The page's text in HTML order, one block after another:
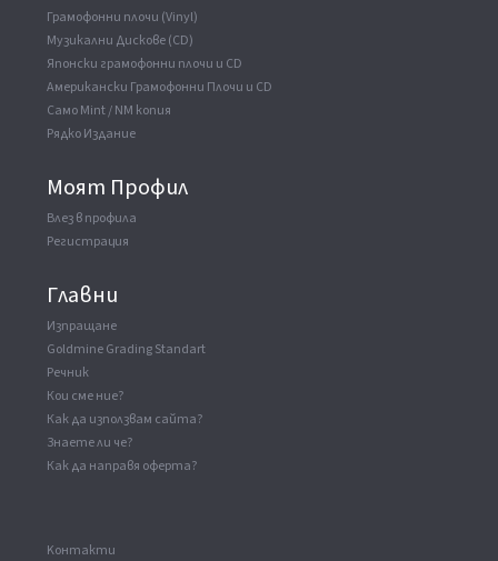
Грамофонни плочи (Vinyl)
Музикални Дискове (CD)
Японски грамофонни плочи и CD
Американски Грамофонни Плочи и CD
Само Mint / NM копия
Рядко Издание
Моят Профил
Влез в профила
Регистрация
Главни
Изпращане
Goldmine Grading Standart
Речник
Кои сме ние?
Как да използвам сайта?
Знаете ли че?
Как да направя оферта?
Kонтакти